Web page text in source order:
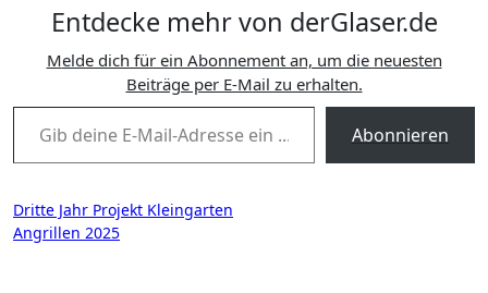
Entdecke mehr von derGlaser.de
Melde dich für ein Abonnement an, um die neuesten
Beiträge per E-Mail zu erhalten.
Gib deine E-Mail-Adresse ein ...
Abonnieren
Beitragsnavigation
Dritte Jahr Projekt Kleingarten
Angrillen 2025